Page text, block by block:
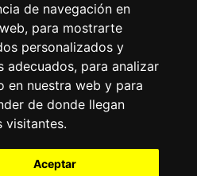
de navegación en
para mostrarte
personalizados y
adecuados, para analizar
en nuestra web y para
de donde llegan
visitantes.
Aceptar
Condiciones de uso
Ley de Viajes Combinados
Uso de cookies
de cookies
Area privada